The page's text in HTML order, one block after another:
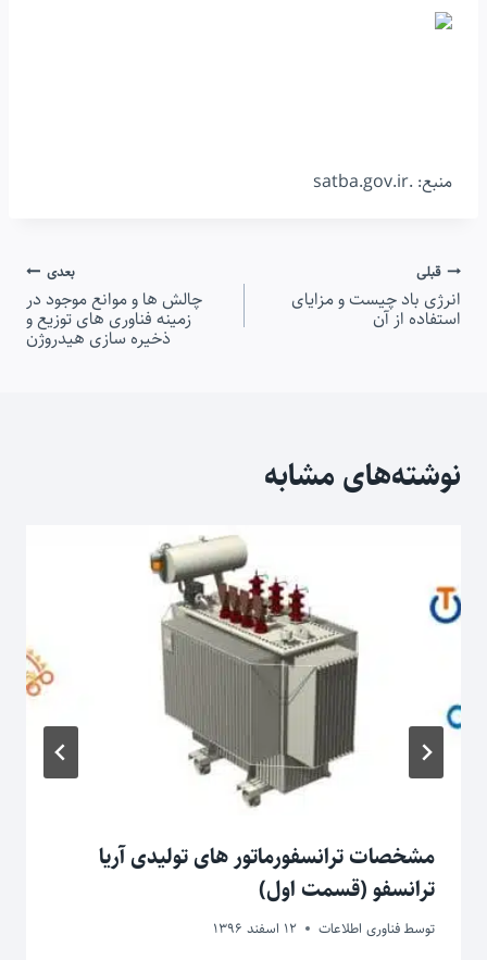
منبع: .satba.gov.ir
راهبری
نوشته
قبلی
انرژی باد چیست و مزایای
استفاده از آن
بعدی
چالش ها و موانع موجود در
زمینه فناوری های توزیع و
ذخیره سازی هیدروژن
نوشته‌های مشابه
مشخصات ترانسفورماتور های تولیدی آریا
ترانسفو (قسمت اول)
توسط فناوری اطلاعات 12 اسفند 1396